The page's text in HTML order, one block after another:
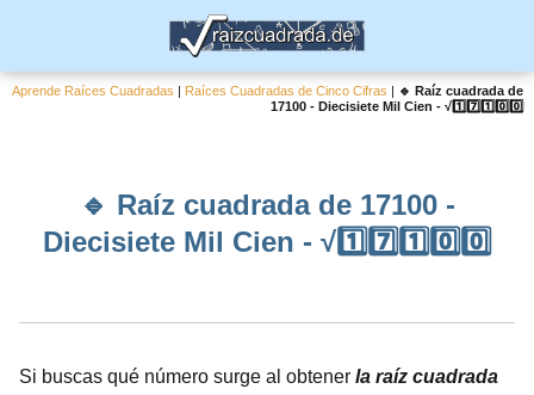
Aprende Raíces Cuadradas | Raíces Cuadradas de Cinco Cifras | 🔹 Raíz cuadrada de
17100 - Diecisiete Mil Cien - √1️⃣7️⃣1️⃣0️⃣0️⃣
🔹 Raíz cuadrada de 17100 -
Diecisiete Mil Cien - √1️⃣7️⃣1️⃣0️⃣0️⃣
Si buscas qué número surge al obtener la raíz cuadrada